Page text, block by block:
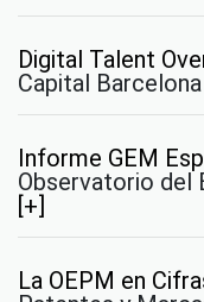
Digital Talent
Capital Barcelona
Informe GEM
Observatorio del
[+]
La OEPM en